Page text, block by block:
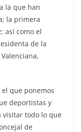
la que han
la primera
así como el
de la
que ponemos
deportistas y
visitar todo lo que
de